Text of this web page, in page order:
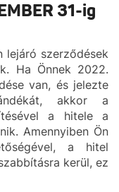
31-ig
lejáró szerződések
Ha Önnek 2022.
van, és jelezte
akkor a
a hitele a
Amennyiben Ön
a hitel
kerül, ez